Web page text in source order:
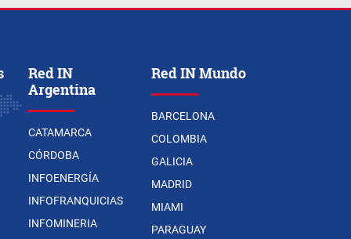
Red IN
Argentina
CATAMARCA
CÓRDOBA
INFOENERGÍA
INFOFRANQUICIAS
INFOMINERIA
Red IN Mundo
BARCELONA
COLOMBIA
GALICIA
MADRID
MIAMI
PARAGUAY